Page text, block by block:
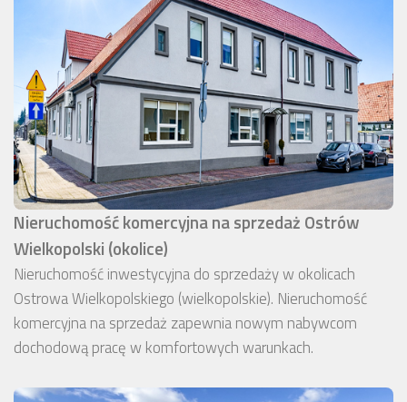
Nieruchomość komercyjna na sprzedaż Ostrów
Wielkopolski (okolice)
Nieruchomość inwestycyjna do sprzedaży w okolicach
Ostrowa Wielkopolskiego (wielkopolskie). Nieruchomość
komercyjna na sprzedaż zapewnia nowym nabywcom
dochodową pracę w komfortowych warunkach.